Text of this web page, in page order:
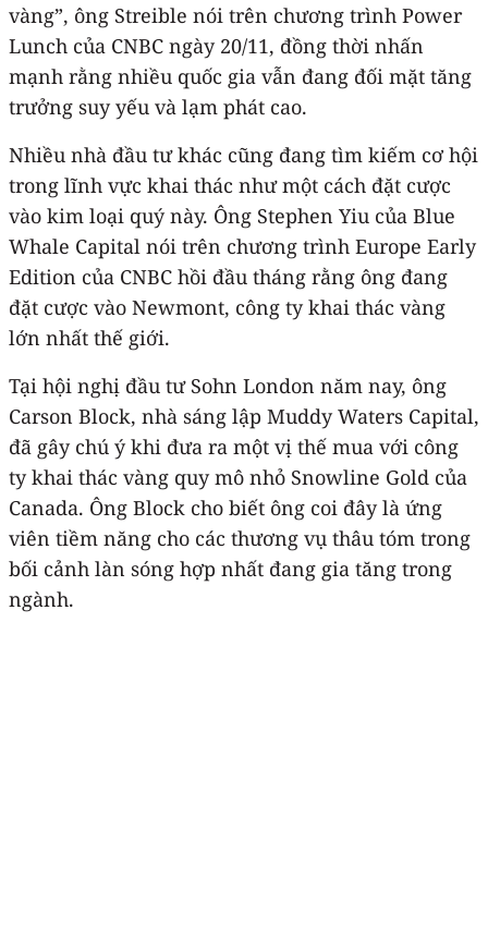
vàng”, ông Streible nói trên chương trình Power
Lunch của CNBC ngày 20/11, đồng thời nhấn
mạnh rằng nhiều quốc gia vẫn đang đối mặt tăng
trưởng suy yếu và lạm phát cao.
Nhiều nhà đầu tư khác cũng đang tìm kiếm cơ hội
trong lĩnh vực khai thác như một cách đặt cược
vào kim loại quý này. Ông Stephen Yiu của Blue
Whale Capital nói trên chương trình Europe Early
Edition của CNBC hồi đầu tháng rằng ông đang
đặt cược vào Newmont, công ty khai thác vàng
lớn nhất thế giới.
Tại hội nghị đầu tư Sohn London năm nay, ông
Carson Block, nhà sáng lập Muddy Waters Capital,
đã gây chú ý khi đưa ra một vị thế mua với công
ty khai thác vàng quy mô nhỏ Snowline Gold của
Canada. Ông Block cho biết ông coi đây là ứng
viên tiềm năng cho các thương vụ thâu tóm trong
bối cảnh làn sóng hợp nhất đang gia tăng trong
ngành.